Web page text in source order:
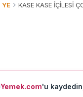
YE KASE KASE İÇİLESİ
Yemek.com'u